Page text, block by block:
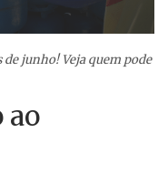
junho! Veja quem pode
ao